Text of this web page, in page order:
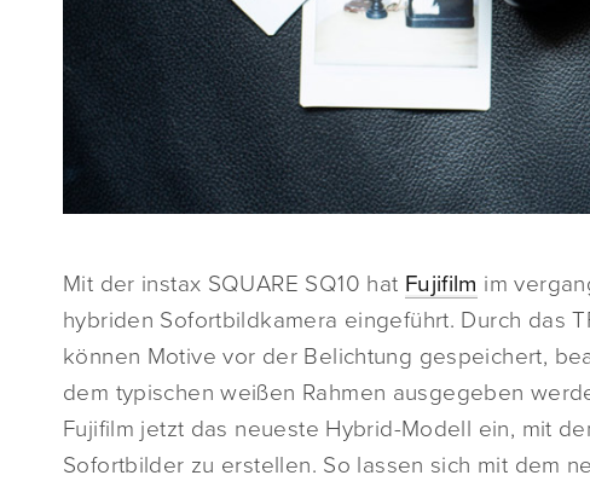
Mit der instax SQUARE SQ10 hat Fujifilm im
hybriden Sofortbildkamera eingeführt. Durch das
können Motive vor der Belichtung gespeichert,
dem typischen weißen Rahmen ausgegeben
Fujifilm jetzt das neueste Hybrid-Modell ein, mit
Sofortbilder zu erstellen. So lassen sich mit dem